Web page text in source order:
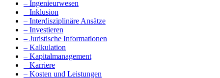
– Ingenieurwesen
– Inklusion
– Interdisziplinäre Ansätze
– Investieren
– Juristische Informationen
– Kalkulation
– Kapitalmanagement
– Karriere
– Kosten und Leistungen